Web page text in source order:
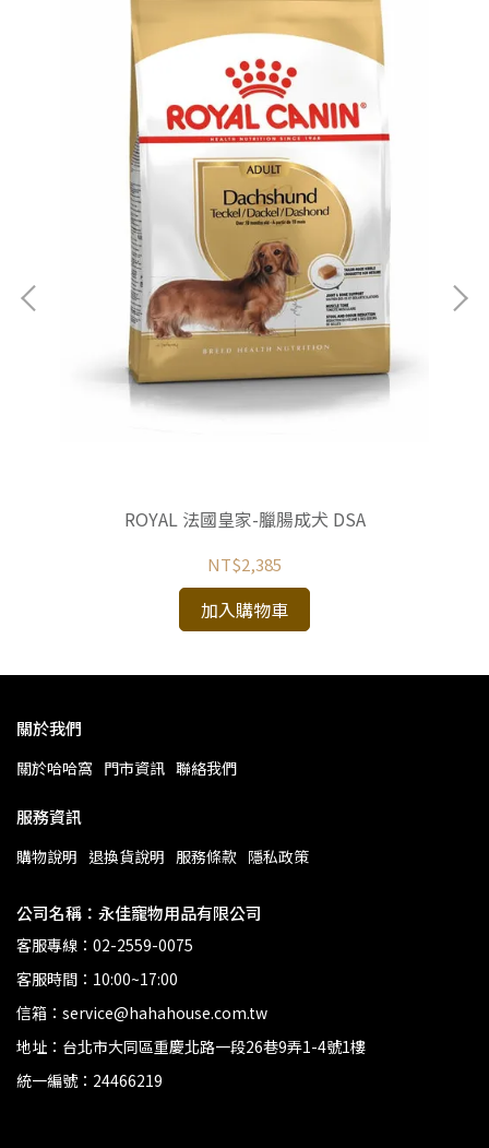
ROYAL 法國皇家-臘腸成犬 DSA
NT$2,385
加入購物車
關於我們
關於哈哈窩 門市資訊 聯絡我們
服務資訊
購物說明 退換貨說明 服務條款 隱私政策
公司名稱：永佳寵物用品有限公司
客服專線：02-2559-0075
客服時間：10:00~17:00
信箱：service@hahahouse.com.tw
地址：台北市大同區重慶北路一段26巷9弄1-4號1樓
統一編號：24466219